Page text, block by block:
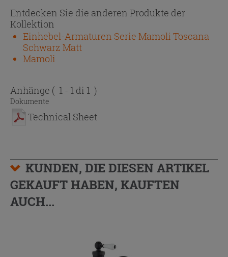
Entdecken Sie die anderen Produkte der
Kollektion
Einhebel-Armaturen Serie Mamoli Toscana
Schwarz Matt
Mamoli
Anhänge ( 1 - 1 di 1 )
Dokumente
Technical Sheet
KUNDEN, DIE DIESEN ARTIKEL
GEKAUFT HABEN, KAUFTEN
AUCH...